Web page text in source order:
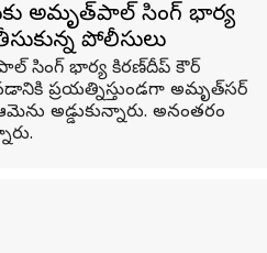
అమృత్‌పాల్ సింగ్ భార్య
పోలీసులు
సింగ్ భార్య కిరణ్‌దీప్ కౌర్
ప్రయత్నిస్తుండగా అమృత్‌సర్
అడ్డుకున్నారు. అనంతరం